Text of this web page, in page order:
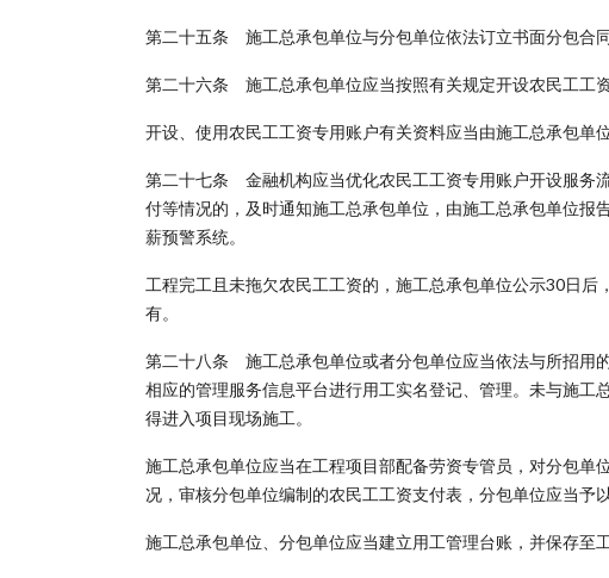
第二十五条 施工总承包单位与分包单位依法订立书面分包合
第二十六条 施工总承包单位应当按照有关规定开设农民工工
开设、使用农民工工资专用账户有关资料应当由施工总承包单
第二十七条 金融机构应当优化农民工工资专用账户开设服务
付等情况的，及时通知施工总承包单位，由施工总承包单位报
薪预警系统。
工程完工且未拖欠农民工工资的，施工总承包单位公示30日
有。
第二十八条 施工总承包单位或者分包单位应当依法与所招用
相应的管理服务信息平台进行用工实名登记、管理。未与施
得进入项目现场施工。
施工总承包单位应当在工程项目部配备劳资专管员，对分包
况，审核分包单位编制的农民工工资支付表，分包单位应当予以
施工总承包单位、分包单位应当建立用工管理台账，并保存至